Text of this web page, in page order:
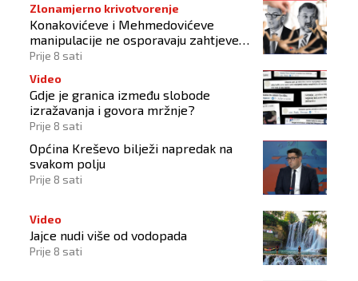
Zlonamjerno krivotvorenje
Konakovićeve i Mehmedovićeve
manipulacije ne osporavaju zahtjeve
Hrvata
Prije 8 sati
Video
Gdje je granica između slobode
izražavanja i govora mržnje?
Prije 8 sati
Općina Kreševo bilježi napredak na
svakom polju
Prije 8 sati
Video
Jajce nudi više od vodopada
Prije 8 sati